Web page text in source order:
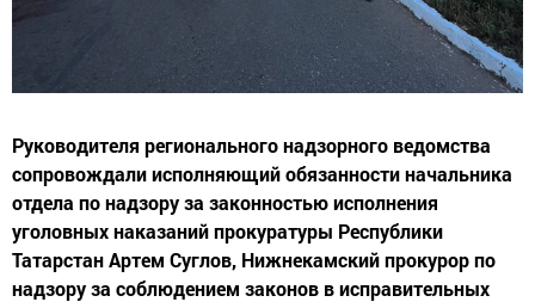
Руководителя регионального надзорного ведомства
сопровождали исполняющий обязанности начальника
отдела по надзору за законностью исполнения
уголовных наказаний прокуратуры Республики
Татарстан Артем Суглов, Нижнекамский прокурор по
надзору за соблюдением законов в исправительных